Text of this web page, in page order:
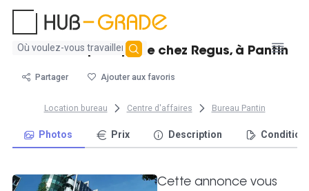
Aucun
trouvé
Poste en open-space chez Regus, à Pantin
Partager Ajouter aux favoris
Location bureau Centre d'affaires Bureau Pantin
Photos Prix Description
Cette annonce vous